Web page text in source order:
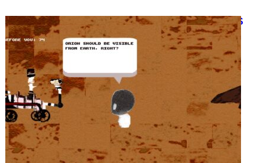
SÂNZIANA GHEORGHE – ROBOTS
ON MARS
14/12/2023